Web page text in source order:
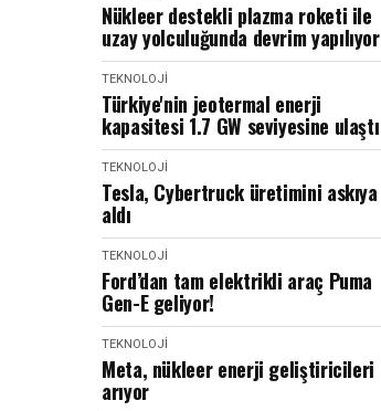
Nükleer destekli plazma roketi ile
uzay yolculuğunda devrim yapılıyor
TEKNOLOJI
Türkiye'nin jeotermal enerji
kapasitesi 1.7 GW seviyesine ulaştı
TEKNOLOJI
Tesla, Cybertruck üretimini askıya
aldı
TEKNOLOJI
Ford’dan tam elektrikli araç Puma
Gen-E geliyor!
TEKNOLOJI
Meta, nükleer enerji geliştiricileri
arıyor